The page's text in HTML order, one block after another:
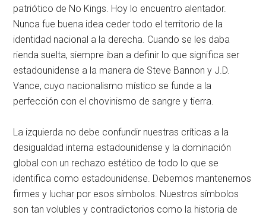
patriótico de No Kings. Hoy lo encuentro alentador.
Nunca fue buena idea ceder todo el territorio de la
identidad nacional a la derecha. Cuando se les daba
rienda suelta, siempre iban a definir lo que significa ser
estadounidense a la manera de Steve Bannon y J.D.
Vance, cuyo nacionalismo místico se funde a la
perfección con el chovinismo de sangre y tierra.
La izquierda no debe confundir nuestras críticas a la
desigualdad interna estadounidense y la dominación
global con un rechazo estético de todo lo que se
identifica como estadounidense. Debemos mantenernos
firmes y luchar por esos símbolos. Nuestros símbolos
son tan volubles y contradictorios como la historia de